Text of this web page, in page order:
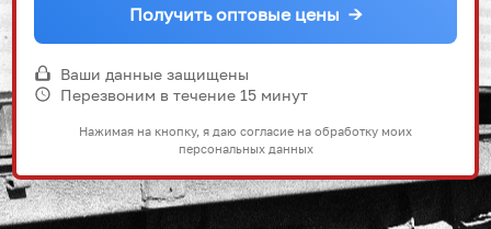
Получить оптовые цены →
Ваши данные защищены
Перезвоним в течение 15 минут
Нажимая на кнопку, я даю согласие на обработку моих
персональных данных